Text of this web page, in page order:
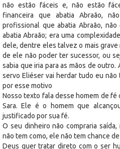
não estão fáceis e, não estão
financeira que abatia Abraão,
profissional que abatia Abraão,
abatia Abraão; era uma
dele, dentre eles talvez o mais
de ele não poder ter sucessor, ou
sabia que iria para as mãos de outro.
servo Eliéser vai herdar tudo eu
por esse motivo
Nosso texto fala desse homem de fé
Sara. Ele é o homem que
justificado por sua fé.
O seu dinheiro não compraria
não tem como, ele não tem chance
Deus quer tratar direto com o ser